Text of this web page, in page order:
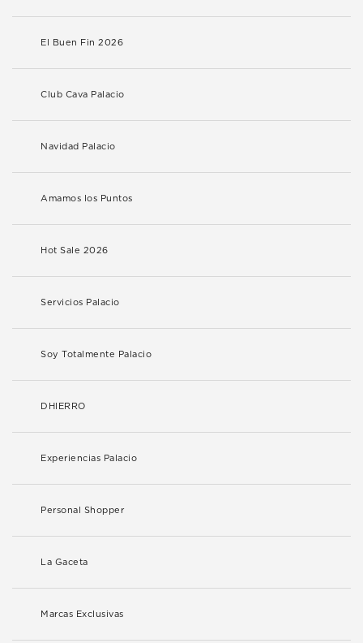
El Buen Fin 2026
Club Cava Palacio
Navidad Palacio
Amamos los Puntos
Hot Sale 2026
Servicios Palacio
Soy Totalmente Palacio
DHIERRO
Experiencias Palacio
Personal Shopper
La Gaceta
Marcas Exclusivas